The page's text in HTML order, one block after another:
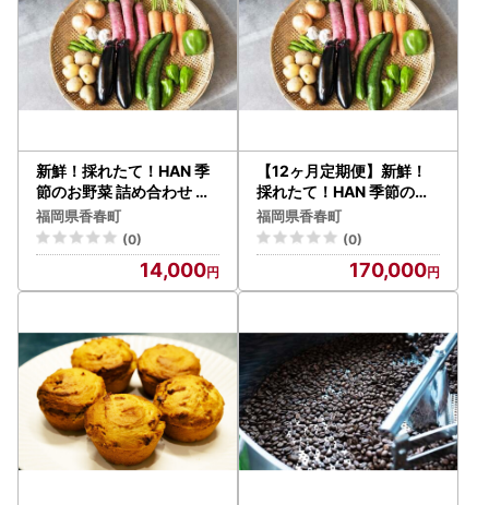
新鮮！採れたて！HAN 季
節のお野菜 詰め合わせ セ
ット
福岡県香春町
(0)
14,000
【12ヶ月定期便】新鮮！
採れたて！HAN 季節のお
野菜 詰め合わせ セット
福岡県香春町
(0)
170,000